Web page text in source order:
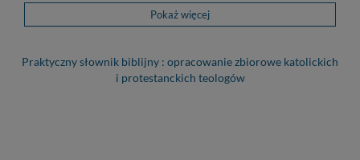
Pokaż więcej
Praktyczny słownik biblijny : opracowanie zbiorowe katolickich
i protestanckich teologów